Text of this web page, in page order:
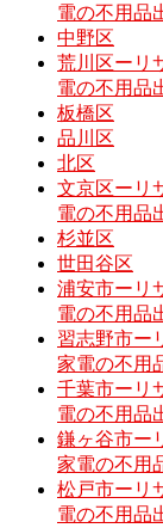
電の不用品
中野区
荒川区ーリ
電の不用品
板橋区
品川区
北区
文京区ーリ
電の不用品
杉並区
世田谷区
浦安市ーリ
電の不用品
習志野市ー
家電の不用
千葉市ーリ
電の不用品
鎌ヶ谷市ー
家電の不用
松戸市ーリ
電の不用品